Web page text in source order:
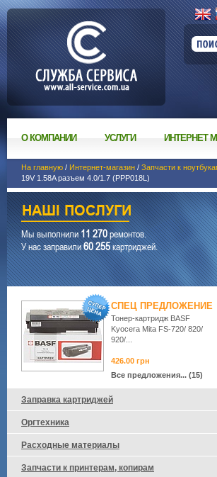
О КОМПАНИИ УСЛУГИ ИНТЕРНЕТ
На главную / Интернет-магазин / Запчасти к
19V 1.58A разъем 4.0/1.7 (PPP018L)
Мы выполнили11 270ремонтов.
У нас заправили60 255картриджей.
СПЕЦ ПРЕДЛОЖЕНИЕ
Тонер-картридж BASF
Kyocera Mita FS-720/ 820/
920/...
426.00 грн
Все предложения... (15)
Заправка картриджей
Оргтехника
Расходные материалы
Запчасти к принтерам, копирам